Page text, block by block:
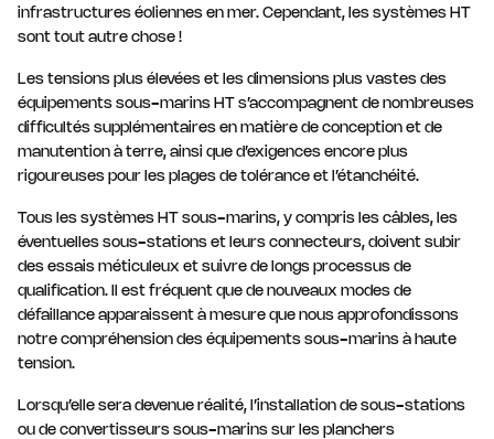
facilite grandement l’identification des architectures
électriques les plus rentables pour les parcs éoliens
de l’énergie.
infrastructures éoliennes en mer. Cependant, les systèmes HT
sont tout autre chose !
Les tensions plus élevées et les dimensions plus vastes des
équipements sous-marins HT s’accompagnent de nombreuses
difficultés supplémentaires en matière de conception et de
manutention à terre, ainsi que d’exigences encore plus
rigoureuses pour les plages de tolérance et l’étanchéité.
Tous les systèmes HT sous-marins, y compris les câbles, les
éventuelles sous-stations et leurs connecteurs, doivent subir
des essais méticuleux et suivre de longs processus de
qualification. Il est fréquent que de nouveaux modes de
défaillance apparaissent à mesure que nous approfondissons
notre compréhension des équipements sous-marins à haute
tension.
Lorsqu’elle sera devenue réalité, l’installation de sous-stations
ou de convertisseurs sous-marins sur les planchers